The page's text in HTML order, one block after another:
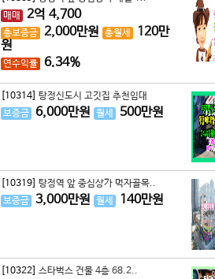
매매
2억 4,700
총보증금 2,000만원 총월세 120만
원
연수익률 6.34%
[10314] 탕정신도시 고깃집 추천임대
보증금 6,000만원 월세 500만원
[10319] 탕정역 앞 중심상가 먹자골목..
보증금
3,000만원 월세 140만원
[10322] 스타벅스 건물 4층 68.2..